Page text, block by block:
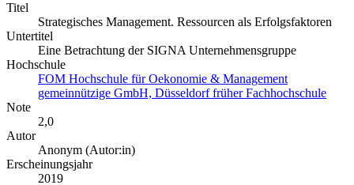
Titel
Strategisches Management. Ressourcen als Erfolgsfaktoren
Untertitel
Eine Betrachtung der SIGNA Unternehmensgruppe
Hochschule
FOM Hochschule für Oekonomie & Management
gemeinnützige GmbH, Düsseldorf früher Fachhochschule
Note
2,0
Autor
Anonym (Autor:in)
Erscheinungsjahr
2019